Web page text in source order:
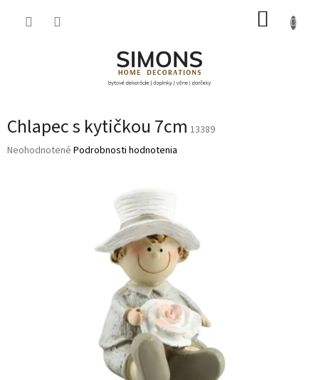
Chlapec s kytičkou 7cm 13389
Priemerné
Neohodnotené Podrobnosti hodnotenia